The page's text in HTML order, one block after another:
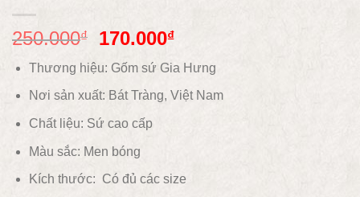
250.000₫ 170.000₫
Thương hiệu: Gốm sứ Gia Hưng
Nơi sản xuất: Bát Tràng, Việt Nam
Chất liệu: Sứ cao cấp
Màu sắc: Men bóng
Kích thước: Có đủ các size